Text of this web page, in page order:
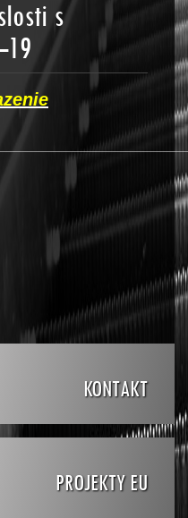
s
KONTAKT
PROJEKTY EU